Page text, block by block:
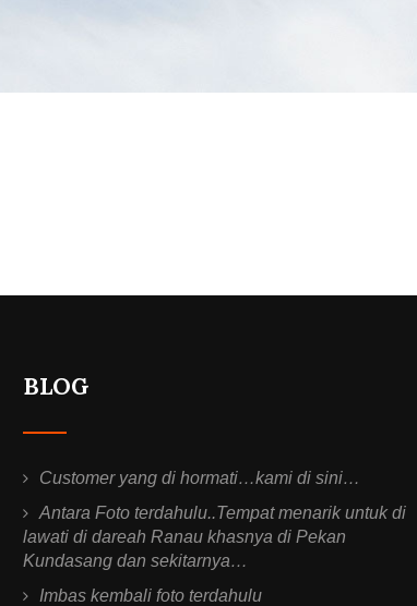
BLOG
Customer yang di hormati…kami di sini…
Antara Foto terdahulu..Tempat menarik untuk di
lawati di dareah Ranau khasnya di Pekan
Kundasang dan sekitarnya…
Imbas kembali foto terdahulu